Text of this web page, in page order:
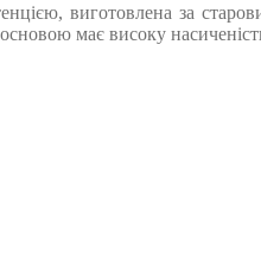
виготовлена за
має високу